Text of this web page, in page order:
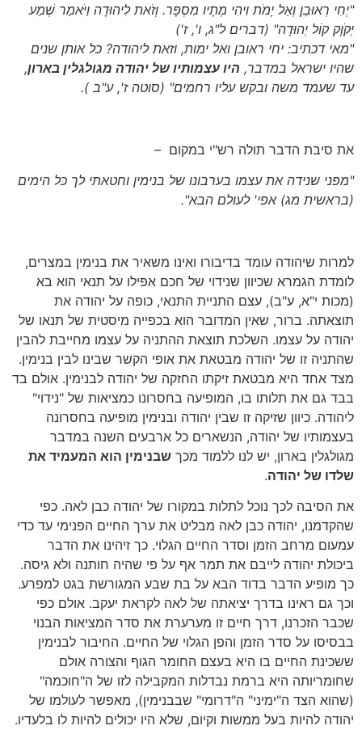
"יְחִי רְאוּבֵן וְאַל יָמֹת וִיהִי מְתָיו מִסְפָּר. וְזֹאת לִיהוּדָה וַיֹּאמַר שְׁמַע
יְקֹוָק קוֹל יְהוּדָה" (דברים ל"ג, ו', ז')
"מאי דכתיב: יחי ראובן ואל ימות, וזאת ליהודה? כל אותן שנים
שהיו ישראל במדבר, היו עצמותיו של יהודה מגולגלין בארון,
עד שעמד משה ובקש עליו רחמים" (סוטה ז', ע"ב ).
את סיבת הדבר תולה רש"י במקום –
"מפני שנידה את עצמו בערבונו של בנימין וחטאתי לך כל הימים
(בראשית מג) אפי' לעולם הבא".
למרות שיהודה עומד בדיבורו ואינו משאיר את בנימין במצרים,
לומדת הגמרא שכיוון שנידוי של חכם אפילו על תנאי הוא בא
(מכות י"א, ע"ב), עצם התניית התנאי, כופה על יהודה את
תוצאתה. ברור, שאין המדובר הוא בכפייה מיסטית של תנאו של
יהודה על עצמו. השלכת תוצאת ההתניה על עצמו מחייבת להבין
שהתניה זו של יהודה מבטאת את אופי הקשר שבינו לבין בנימין.
מצד אחד היא מבטאת זיקתו החזקה של יהודה לבנימין. אולם בד
בבד גם את תלותו בו, המופיעה בחסרונו כמציאות של "נידוי"
ליהודה. כיוון שזיקה זו שבין יהודה ובנימין מופיעה בחסרונה
בעצמותיו של יהודה, הנשארים כל ארבעים השנה במדבר
מגולגלין בארון, יש לנו ללמוד מכך שבנימין הוא המעמיד את
שלדו של יהודה.
את הסיבה לכך נוכל לתלות במקורו של יהודה כבן לאה. כפי
שהקדמנו, יהודה כבן לאה מבליט את ערך החיים הפנימי עד כדי
עמעום מרחב הזמן וסדר החיים הגלוי. כך זיהינו את הדבר
ביכולת יהודה לייבם את תמר אף על פי שהיה חותנה ולא גיסה.
כך מופיע הדבר בדוד הבא על בת שבע המגורשת בגט למפרע.
וכך גם ראינו בדרך יציאתה של לאה לקראת יעקב. אולם כפי
שכבר הזכרנו, דרך חיים זו מערערת את סדר המציאות הבנוי
בבסיסו על סדר הזמן והפן הגלוי של החיים. החיבור לבנימין
ששכינת החיים בו היא בעצם החומר הגוף והצורה אולם
שחומריותה היא ברמת נבדלות המקבילה לזו של ה"חוכמה"
(שהוא הצד ה"ימיני" ה"דרומי" שבבנימין), מאפשר לעולמו של
יהודה להיות בעל ממשות וקיום, שלא היו יכולים להיות לו בלעדיו.